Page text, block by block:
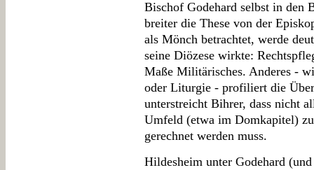
Bischof Godehard selbst in den
breiter die These von der
als Mönch betrachtet, werde
seine Diözese wirkte:
Maße Militärisches. Anderes -
oder Liturgie - profiliert die
unterstreicht Bihrer, dass nicht
Umfeld (etwa im Domkapitel)
gerechnet werden muss.
Hildesheim unter Godehard